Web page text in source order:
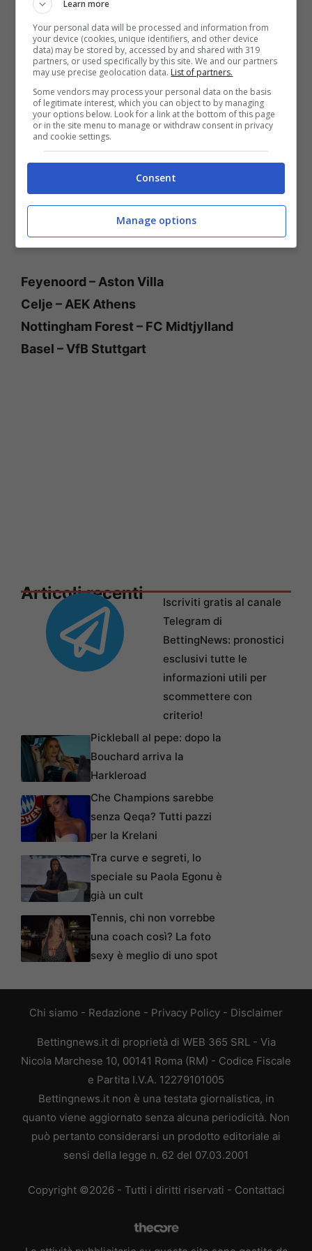
che dal proprio canto subisce anche un certo
numero di reti. Chiudiamo infine il cerchio di
questi match con la partita di Conference
League traCeljeeAek Atene:un match che
in questo caso ha avuto un calo minimo, ma
c’è stato.
Quindi, sotto, potrete anche vedere di nuovo
tutti i match che abbiamo scelto per voi. Qui,
invece, vi diciamo che la quota totale su
GoldBet è di 6,31 volte la posta.
Feyenoord – Aston Villa
Celje – AEK Athens
Nottingham Forest – FC Midtjylland
Basel – VfB Stuttgart
Articoli recenti
Iscriviti gratis al canale
Telegram di
BettingNews: pronostici
esclusivi tutte le
informazioni utili per
scommettere con
criterio!
Pickleball al pepe: dopo la
Bouchard arriva la
Harkleroad
Che Champions sarebbe
senza Qeqa? Tutti pazzi
per la Krelani
Tra curve e segreti, lo
speciale su Paola Egonu è
già un cult
Tennis, chi non vorrebbe
una coach così? La foto
sexy è meglio di uno spot
Chi siamo - Redazione - Privacy Policy - Disclaimer
Bettingnews.it di proprietà di WEB 365 SRL - Via
Nicola Marchese 10, 00141 Roma (RM) - Codice Fiscale
e Partita I.V.A. 12279101005
Bettingnews.it non è una testata giornalistica, in
quanto viene aggiornato senza alcuna periodicità. Non
può pertanto considerarsi un prodotto editoriale ai
sensi della legge n. 62 del 07.03.2001
Copyright ©2026 - Tutti i diritti riservati - Contattaci
Learn more
Your personal data will be processed and information from
your device (cookies, unique identifiers, and other device
data) may be stored by, accessed by and shared with 319
partners, or used specifically by this site. We and our partners
may use precise geolocation data. List of partners.
Some vendors may process your personal data on the basis
of legitimate interest, which you can object to by managing
your options below. Look for a link at the bottom of this page
or in the site menu to manage or withdraw consent in privacy
and cookie settings.
Consent
Manage options